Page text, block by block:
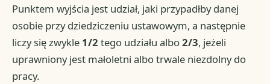
Punktem wyjścia jest udział, jaki przypadłby danej
osobie przy dziedziczeniu ustawowym, a następnie
liczy się zwykle 1/2 tego udziału albo2/3, jeżeli
uprawniony jest małoletni albo trwale niezdolny do
pracy.